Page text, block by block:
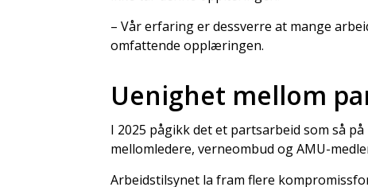
– Vår erfaring er dessverre at mange
omfattende opplæringen.
Uenighet mellom
I 2025 pågikk det et partsarbeid som så
mellomledere, verneombud og AMU-
Arbeidstilsynet la fram flere